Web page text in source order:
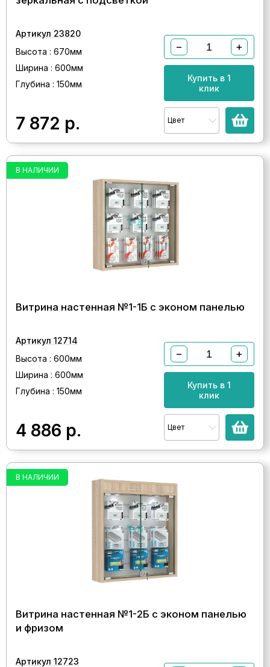
Артикул 23820
Высота : 670мм
Ширина : 600мм
Глубина : 150мм
7 872 р.
− +
Купить в 1
клик
Цвет
В НАЛИЧИИ
Витрина настенная №1-1Б с эконом панелью
Артикул 12714
Высота : 600мм
Ширина : 600мм
Глубина : 150мм
4 886 р.
− +
Купить в 1
клик
Цвет
В НАЛИЧИИ
Витрина настенная №1-2Б с эконом панелью
и фризом
Артикул 12723